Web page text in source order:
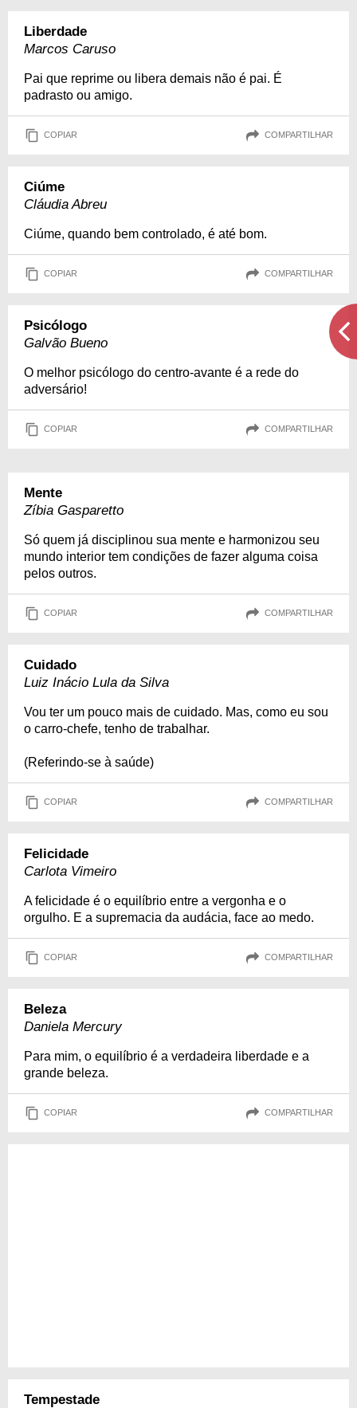
Liberdade
Marcos Caruso
Pai que reprime ou libera demais não é pai. É
padrasto ou amigo.
COPIAR COMPARTILHAR
Ciúme
Cláudia Abreu
Ciúme, quando bem controlado, é até bom.
COPIAR COMPARTILHAR
Psicólogo
Galvão Bueno
O melhor psicólogo do centro-avante é a rede do
adversário!
COPIAR COMPARTILHAR
Mente
Zíbia Gasparetto
Só quem já disciplinou sua mente e harmonizou seu
mundo interior tem condições de fazer alguma coisa
pelos outros.
COPIAR COMPARTILHAR
Cuidado
Luiz Inácio Lula da Silva
Vou ter um pouco mais de cuidado. Mas, como eu sou
o carro-chefe, tenho de trabalhar.
(Referindo-se à saúde)
COPIAR COMPARTILHAR
Felicidade
Carlota Vimeiro
A felicidade é o equilíbrio entre a vergonha e o
orgulho. E a supremacia da audácia, face ao medo.
COPIAR COMPARTILHAR
Beleza
Daniela Mercury
Para mim, o equilíbrio é a verdadeira liberdade e a
grande beleza.
COPIAR COMPARTILHAR
Tempestade